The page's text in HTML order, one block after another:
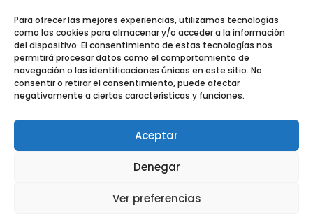
Para ofrecer las mejores experiencias, utilizamos tecnologías
como las cookies para almacenar y/o acceder a la información
del dispositivo. El consentimiento de estas tecnologías nos
permitirá procesar datos como el comportamiento de
navegación o las identificaciones únicas en este sitio. No
consentir o retirar el consentimiento, puede afectar
negativamente a ciertas características y funciones.
Aceptar
Denegar
Ver preferencias
Banco de Fotografias ANIMALES
Política de privacidad
Copyright © Todos los derechos reservados.